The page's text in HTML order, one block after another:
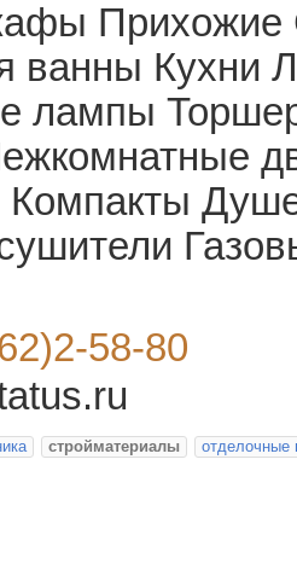
Прихожие
ванны Кухни
лампы
Компакты
58-80
стройматериалы отделочные